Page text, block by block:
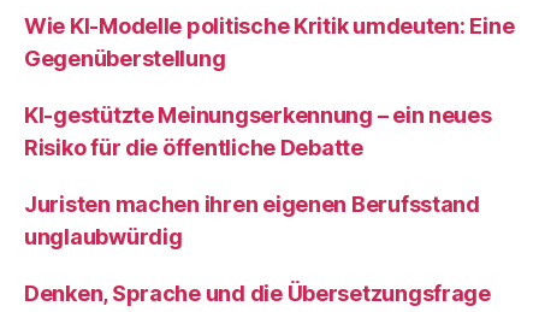
Wie KI‑Modelle politische Kritik umdeuten: Eine
Gegenüberstellung
KI‑gestützte Meinungserkennung – ein neues
Risiko für die öffentliche Debatte
Juristen machen ihren eigenen Berufsstand
unglaubwürdig
Denken, Sprache und die Übersetzungsfrage